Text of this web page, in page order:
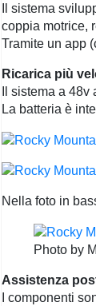
Il sistema
coppia motrice,
Tramite un app
Ricarica più
Il sistema a
La batteria è
Nella foto in
Photo by
Assistenza
I componenti